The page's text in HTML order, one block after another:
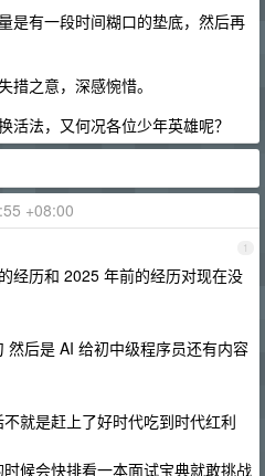
是有一段时间糊口的垫底，然后再
措之意，深感惋惜。
活法，又何况各位少年英雄呢？
+08:00
1
经历和 2025 年前的经历对现在没
然后是 AI 给初中级程序员还有内容
就是赶上了好时代吃到时代红利
候会快排看一本面试宝典就敢挑战